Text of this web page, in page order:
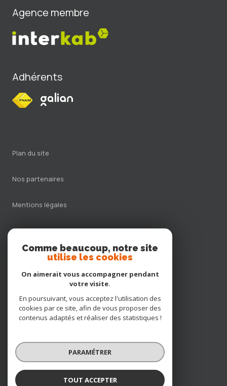
Agence membre
Adhérents
plan du site
nos partenaires
mentions légales
nos honoraires
cookies
© 2026 | Tous droits réservés
Réalisé par
Comme beaucoup, notre site
utilise les cookies
On aimerait vous accompagner pendant
votre visite.
En poursuivant, vous acceptez l'utilisation des
cookies par ce site, afin de vous proposer des
contenus adaptés et réaliser des statistiques !
PARAMÉTRER
TOUT ACCEPTER